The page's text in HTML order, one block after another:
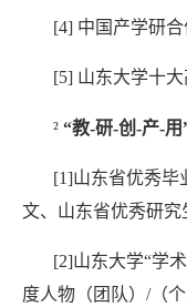
[4] 中国产学研
[5] 山东大学十
² “教-研-创 -产-用
[1]山东省优秀毕
文、山东省优秀研究
[2]山东大学“学
度人物（团队） /（